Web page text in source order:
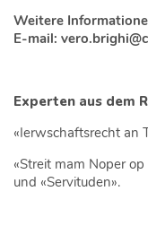
Weitere
E-mail:
Experten aus dem
«Ierwschaftsrecht an
«Streit mam Noper
und «Servituden».